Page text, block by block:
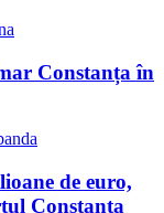
Constanța în
de euro,
Constanța